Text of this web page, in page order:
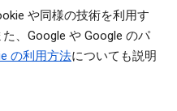
や同様の技術を利用す
、Google や Google のパ
の利用方法についても説明